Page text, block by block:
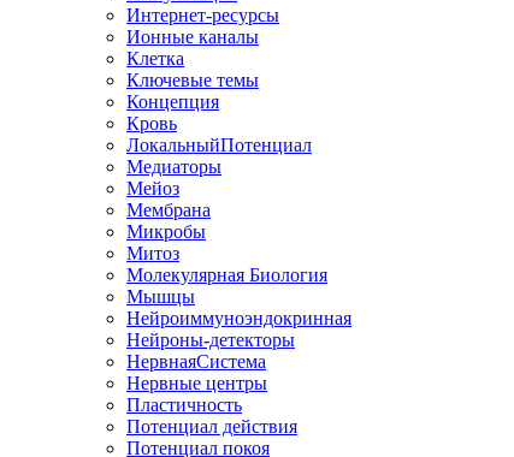
Интернет-ресурсы
Ионные каналы
Клетка
Ключевые темы
Концепция
Кровь
ЛокальныйПотенциал
Медиаторы
Мейоз
Мембрана
Микробы
Митоз
Молекулярная Биология
Мышцы
Нейроиммуноэндокринная
Нейроны-детекторы
НервнаяСистема
Нервные центры
Пластичность
Потенциал действия
Потенциал покоя